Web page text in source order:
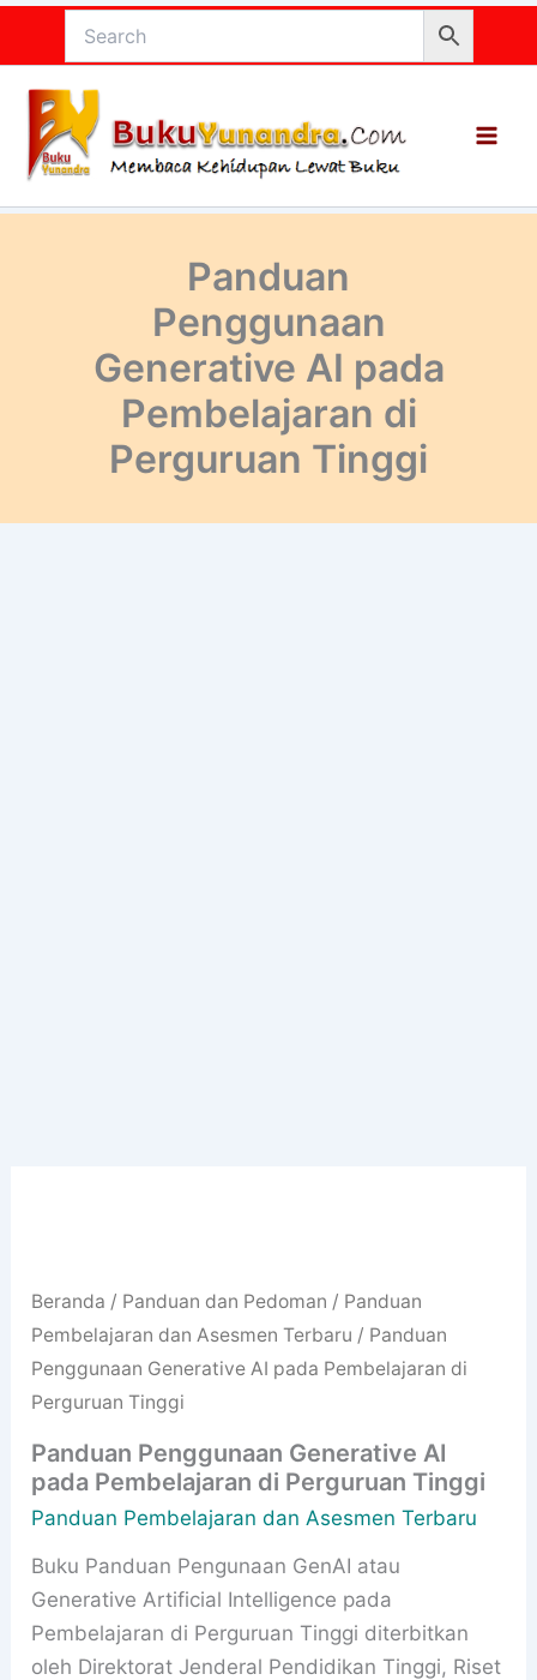
konten
Panduan
Penggunaan
Generative AI pada
Pembelajaran di
Perguruan Tinggi
Beranda / Panduan dan Pedoman / Panduan
Pembelajaran dan Asesmen Terbaru / Panduan
Penggunaan Generative AI pada Pembelajaran di
Perguruan Tinggi
Panduan Penggunaan Generative AI
pada Pembelajaran di Perguruan Tinggi
Panduan Pembelajaran dan Asesmen Terbaru
Buku Panduan Pengunaan GenAI atau
Generative Artificial Intelligence pada
Pembelajaran di Perguruan Tinggi diterbitkan
oleh Direktorat Jenderal Pendidikan Tinggi, Riset